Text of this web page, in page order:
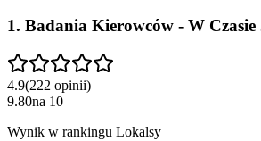
1. Badania Kierowców - W
4.9(222 opinii)
9.80na 10
Wynik w rankingu Lokalsy